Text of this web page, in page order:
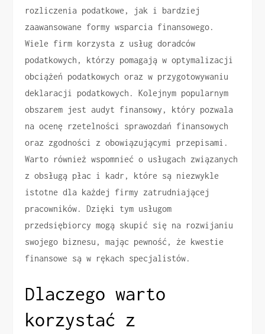
rozliczenia podatkowe, jak i bardziej
zaawansowane formy wsparcia finansowego.
Wiele firm korzysta z usług doradców
podatkowych, którzy pomagają w optymalizacji
obciążeń podatkowych oraz w przygotowywaniu
deklaracji podatkowych. Kolejnym popularnym
obszarem jest audyt finansowy, który pozwala
na ocenę rzetelności sprawozdań finansowych
oraz zgodności z obowiązującymi przepisami.
Warto również wspomnieć o usługach związanych
z obsługą płac i kadr, które są niezwykle
istotne dla każdej firmy zatrudniającej
pracowników. Dzięki tym usługom
przedsiębiorcy mogą skupić się na rozwijaniu
swojego biznesu, mając pewność, że kwestie
finansowe są w rękach specjalistów.
Dlaczego warto
korzystać z